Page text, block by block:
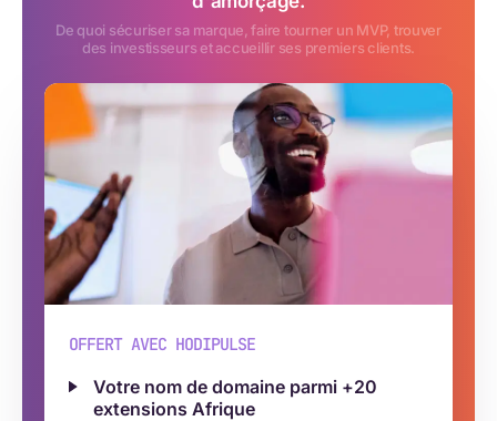
De quoi sécuriser sa marque, faire tourner un MVP, trouver
des investisseurs et accueillir ses premiers clients.
OFFERT AVEC HODIPULSE
Votre nom de domaine parmi +20
extensions Afrique